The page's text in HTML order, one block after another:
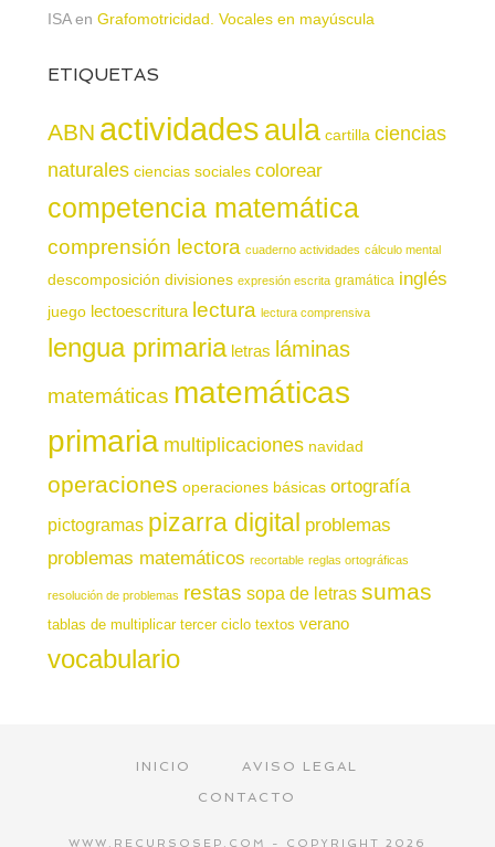
ISAen Grafomotricidad. Vocales en mayúscula
ETIQUETAS
ABN actividadesaula cartilla ciencias
naturales ciencias sociales colorear
competencia matemática
comprensión lectora cuaderno actividades cálculo mental
descomposición divisiones expresión escrita gramática inglés
juego lectoescritura lectura lectura comprensiva
lengua primaria letras láminas
matemáticas matemáticas
primaria multiplicaciones navidad
operaciones operaciones básicas ortografía
pictogramas pizarra digital problemas
problemas matemáticos recortable reglas ortográficas
resolución de problemas restas sopa de letras sumas
tablas de multiplicar tercer ciclo textos verano
vocabulario
INICIO
AVISO LEGAL
CONTACTO
WWW.RECURSOSEP.COM - COPYRIGHT 2026